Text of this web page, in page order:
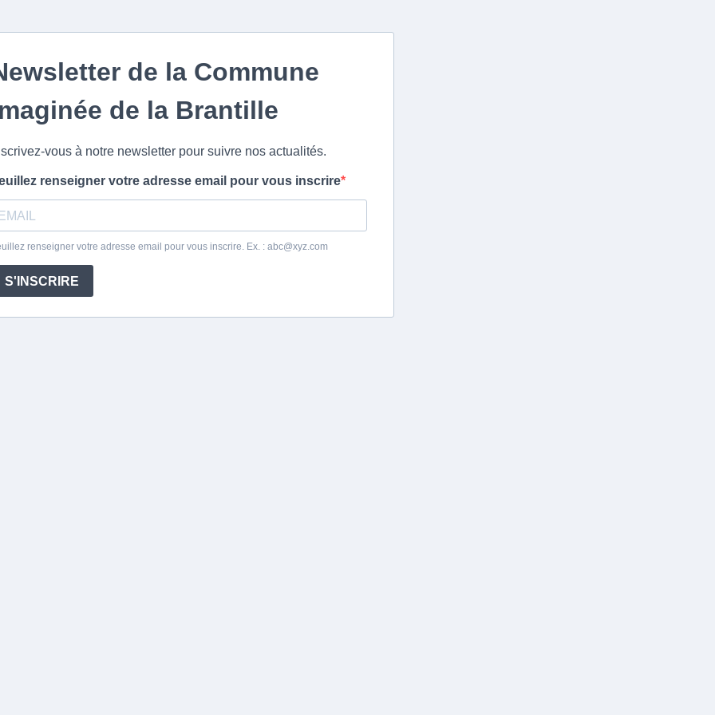
de la Commune
de la Brantille
vous à notre newsletter pour suivre nos actualités.
renseigner votre adresse email pour vous inscrire
renseigner votre adresse email pour vous inscrire. Ex. : abc@xyz.com
S'INSCRIRE